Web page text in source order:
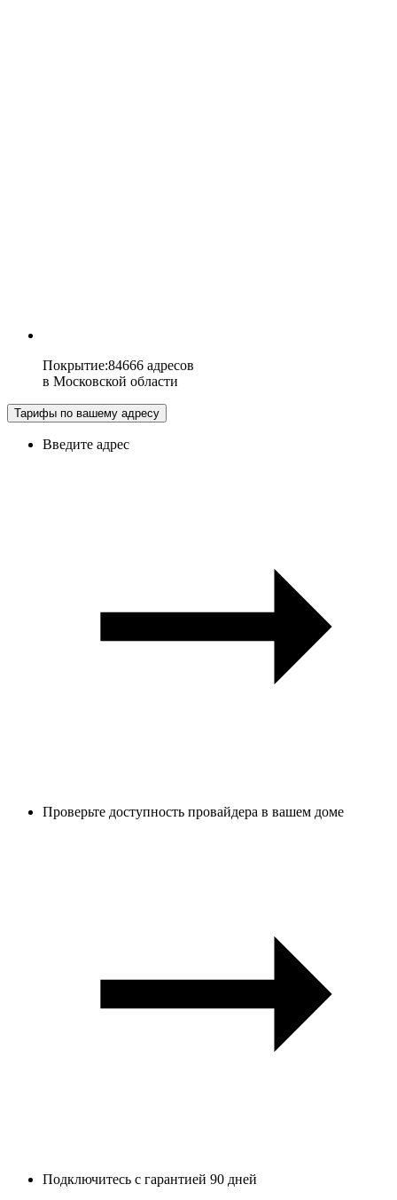
Покрытие:84666 адресов
в Московской области
Тарифы по вашему адресу
Введите адрес
Проверьте доступность провайдера в вашем доме
Подключитесь с гарантией 90 дней